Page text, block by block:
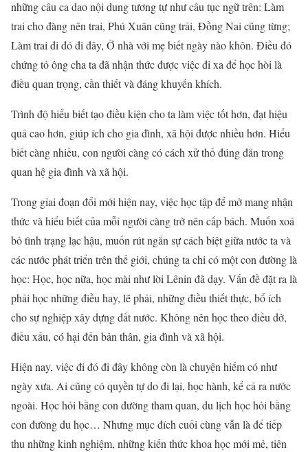
những câu ca dao nội dung tương tự như câu tục ngữ trên: Làm
trai cho đàng nên trai, Phú Xuân cũng trải, Đồng Nai cũng từng;
Làm trai đi đó đi đây, Ở nhà với mẹ biết ngày nào khôn. Điều đó
chứng tỏ ông cha ta đã nhận thức được việc đi xa để học hòi là
điều quan trọng, cần thiết và đáng khuyến khích.
Trình độ hiểu biết tạo điều kiện cho ta làm việc tốt hơn, đạt hiệu
quả cao hơn, giúp ích cho gia đình, xã hội được nhiều hơn. Hiểu
biết càng nhiều, con người càng có cách xử thố đúng đắn trong
quan hệ gia đình và xã hội.
Trong gỉai đoạn đổi mới hiện nay, việc học tập để mở mang nhận
thức và hiểu biết của mỗỉ người càng trở nên cấp bách. Muốn xoá
bỏ tình trạng lạc hậu, muốn rút ngắn sự cách biệt giữa nước ta và
các nước phát triển trên thế giới, chúng ta chi có một con đường là
học: Học, học nữa, học mài như lời Lênin đã dạy. Vấn đề đặt ra là
phải học những điều hay, lẽ phải, những điều thiết thực, bổ ích
cho sự nghiệp xây dựng đất nước. Không nên học theo điều dở,
điều xấu, có hại đến bản thân, gia đình và xã hội.
Hiện nay, việc đi đó đi đây không còn là chuyện hiếm có như
ngày xưa. Ai cũng có quyền tự do đi lại, học hành, kể cả ra nước
ngoài. Học hỏi bằng con đường tham quan, du lịch học hỏi bằng
con đường du học… Nhưng mục đích cuối cùng vẫn là để tiếp
thu những kinh nghiệm, những kiến thức khoa học mới mẻ, tiên